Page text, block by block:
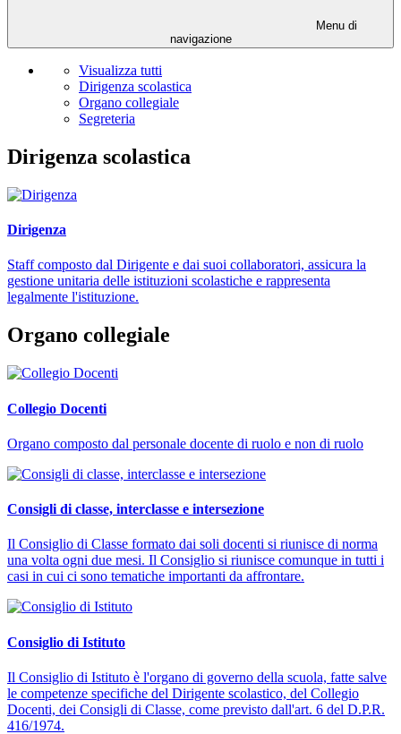
Menu di
navigazione
Visualizza tutti
Dirigenza scolastica
Organo collegiale
Segreteria
Dirigenza scolastica
Dirigenza
Staff composto dal Dirigente e dai suoi collaboratori, assicura la
gestione unitaria delle istituzioni scolastiche e rappresenta
legalmente l'istituzione.
Organo collegiale
Collegio Docenti
Organo composto dal personale docente di ruolo e non di ruolo
Consigli di classe, interclasse e intersezione
Il Consiglio di Classe formato dai soli docenti si riunisce di norma
una volta ogni due mesi. Il Consiglio si riunisce comunque in tutti i
casi in cui ci sono tematiche importanti da affrontare.
Consiglio di Istituto
Il Consiglio di Istituto è l'organo di governo della scuola, fatte salve
le competenze specifiche del Dirigente scolastico, del Collegio
Docenti, dei Consigli di Classe, come previsto dall'art. 6 del D.P.R.
416/1974.